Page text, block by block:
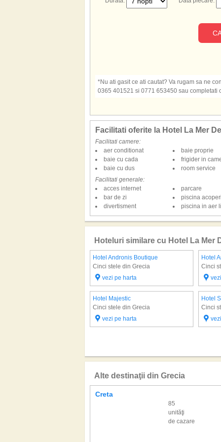
*Nu ati gasit ce ati cautat? Va rugam sa ne
0365 401521 si 0771 653450 sau completati
Facilitati oferite la Hotel La Mer
Facilitati camere:
aer conditionat
baie cu cada
baie cu dus
baie proprie
frigider in
room service
Facilitati generale:
acces internet
bar de zi
divertisment
parcare
piscina
piscina in aer
Hoteluri similare cu Hotel La Mer
Hotel Andronis Boutique
Cinci stele din Grecia
vezi pe harta
Hotel
Cinci
Hotel Majestic
Cinci stele din Grecia
vezi pe harta
Hotel
Cinci
Alte destinaţii din Grecia
Creta
85
unităţi
de cazare